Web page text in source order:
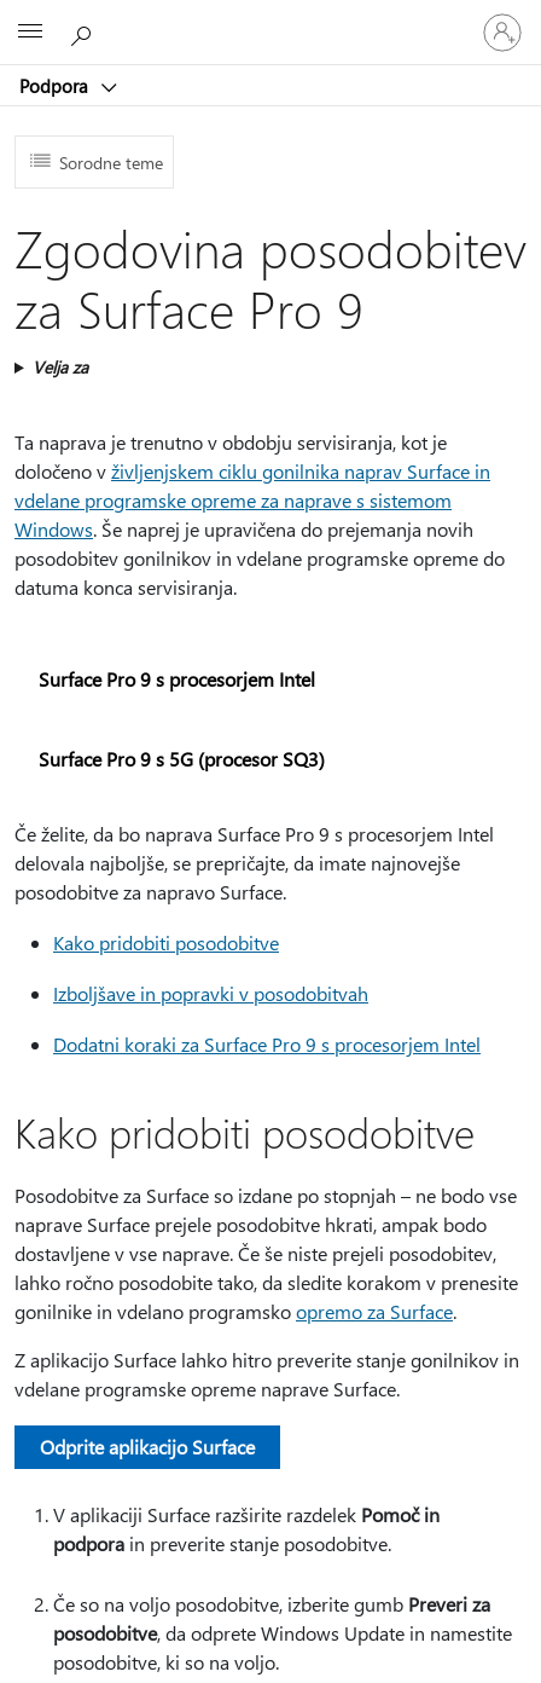
Podpora
Vpišite
se
v
račun
Sorodne teme
Zgodovina posodobitev
za Surface Pro 9
Velja za
Ta naprava je trenutno v obdobju servisiranja, kot je
določeno vživljenjskem ciklu gonilnika naprav Surface in
vdelane programske opreme za naprave s sistemom
Windows. Še naprej je upravičena do prejemanja novih
posodobitev gonilnikov in vdelane programske opreme do
datuma konca servisiranja.
Surface Pro 9 s procesorjem Intel
Surface Pro 9 s 5G (procesor SQ3)
Če želite, da bo naprava Surface Pro 9 s procesorjem Intel
delovala najboljše, se prepričajte, da imate najnovejše
posodobitve za napravo Surface.
Kako pridobiti posodobitve
Izboljšave in popravki v posodobitvah
Dodatni koraki za Surface Pro 9 s procesorjem Intel
Kako pridobiti posodobitve
Posodobitve za Surface so izdane po stopnjah – ne bodo vse
naprave Surface prejele posodobitve hkrati, ampak bodo
dostavljene v vse naprave. Če še niste prejeli posodobitev,
lahko ročno posodobite tako, da sledite korakom v prenesite
gonilnike in vdelano programskoopremo za Surface.
Z aplikacijo Surface lahko hitro preverite stanje gonilnikov in
vdelane programske opreme naprave Surface.
Odprite aplikacijo Surface
V aplikaciji Surface razširite razdelek Pomoč in
podpora in preverite stanje posodobitve.
Če so na voljo posodobitve, izberite gumb Preveri za
posodobitve, da odprete Windows Update in namestite
posodobitve, ki so na voljo.